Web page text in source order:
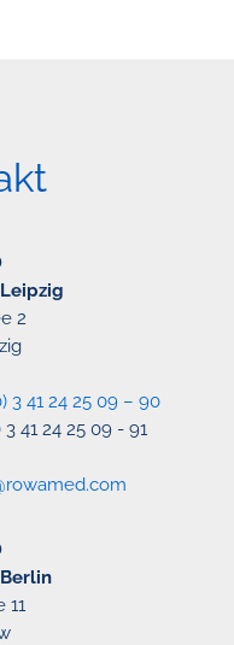
2
3 41 24 25 09 – 90
3 41 24 25 09 - 91
11